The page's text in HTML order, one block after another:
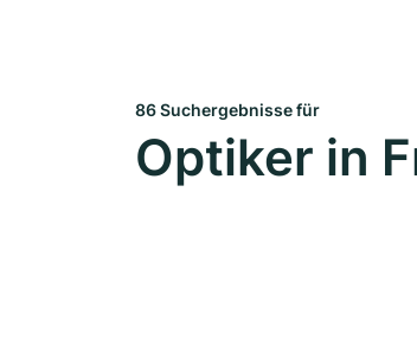
86 Suchergebnisse für
Optiker in